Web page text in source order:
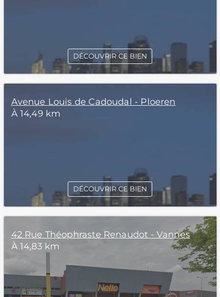
DÉCOUVRIR CE BIEN
Avenue Louis de Cadoudal - Ploeren
À 14,49 km
DÉCOUVRIR CE BIEN
42 Rue Théophraste Renaudot - Vannes
À 14,83 km